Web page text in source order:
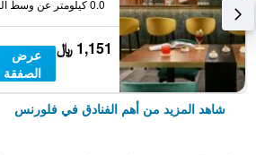
0.0 كيلومتر عن وسط المدينة
1,151 ﷼
عرض
الصفقة
شاهد المزيد من أهم الفنادق في فلورنس